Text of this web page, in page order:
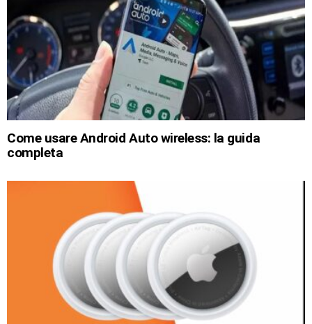
Come usare Android Auto wireless: la guida
completa